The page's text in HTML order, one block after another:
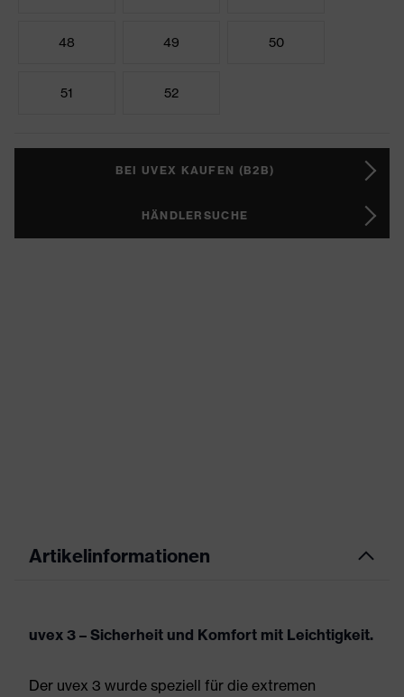
48 49 50
51 52
BEI UVEX KAUFEN (B2B)
HÄNDLERSUCHE
Artikelinformationen
uvex 3 – Sicherheit und Komfort mit Leichtigkeit.
Der uvex 3 wurde speziell für die extremen